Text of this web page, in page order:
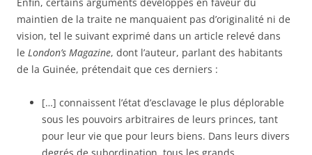
maintien de la traite ne manquaient pas d’originalité ni de
vision, tel le suivant exprimé dans un article relevé dans
le London’s Magazine, dont l’auteur, parlant des habitants
de la Guinée, prétendait que ces derniers :
[…] connaissent l’état d’esclavage le plus déplorable
sous les pouvoirs arbitraires de leurs princes, tant
pour leur vie que pour leurs biens. Dans leurs divers